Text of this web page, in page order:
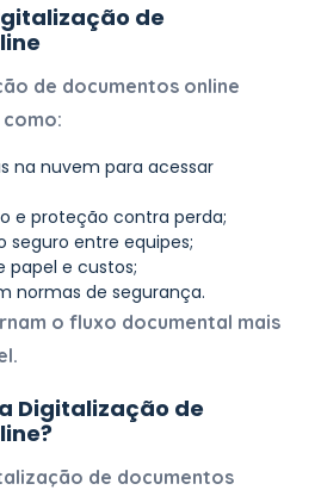
de
de documentos online
na nuvem para acessar
e proteção contra perda;
entre equipes;
papel e custos;
normas de segurança.
o fluxo documental mais
Digitalização de
?
de documentos